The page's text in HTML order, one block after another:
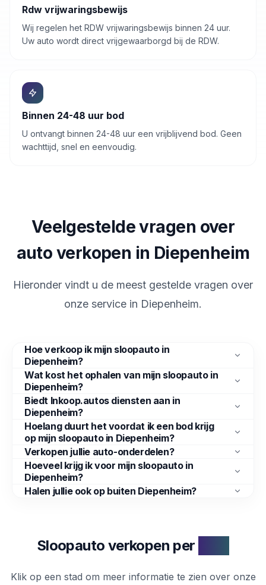
Rdw vrijwaringsbewijs
Wij regelen het RDW vrijwaringsbewijs binnen 24 uur.
Uw auto wordt direct vrijgewaarborgd bij de RDW.
Binnen 24-48 uur bod
U ontvangt binnen 24-48 uur een vrijblijvend bod. Geen
wachttijd, snel en eenvoudig.
Veelgestelde vragen over
auto verkopen in Diepenheim
Hieronder vindt u de meest gestelde vragen over
onze service in Diepenheim.
Hoe verkoop ik mijn sloopauto in
Diepenheim?
Wat kost het ophalen van mijn sloopauto in
Diepenheim?
Biedt Inkoop.autos diensten aan in
Diepenheim?
Hoelang duurt het voordat ik een bod krijg
op mijn sloopauto in Diepenheim?
Verkopen jullie auto-onderdelen?
Hoeveel krijg ik voor mijn sloopauto in
Diepenheim?
Halen jullie ook op buiten Diepenheim?
Sloopauto verkopen per
Klik op een stad om meer informatie te zien over onze